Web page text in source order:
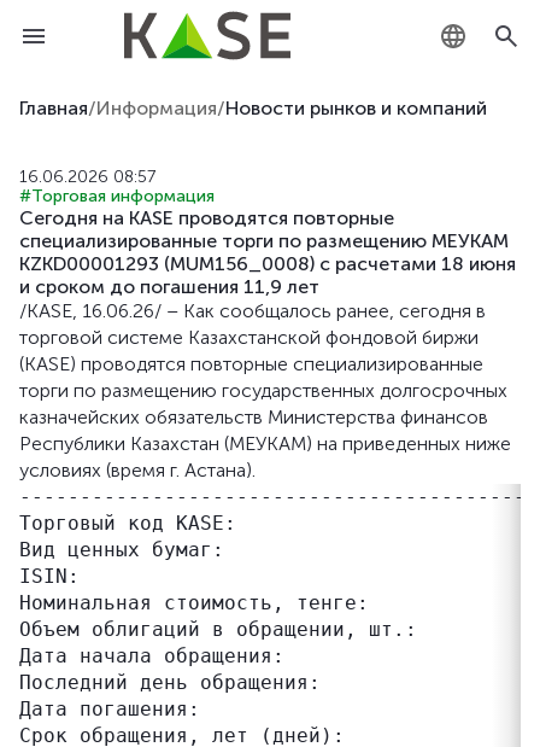
KZ
Главная/Информация/Новости рынков и компаний
16.06.2026 08:57
#Торговая информация
Сегодня на KASE проводятся повторные
специализированные торги по размещению МЕУКАМ
KZKD00001293 (MUM156_0008) с расчетами 18 июня
и сроком до погашения 11,9 лет
/KASE, 16.06.26/ – Как сообщалось ранее, сегодня в
торговой системе Казахстанской фондовой биржи
(KASE) проводятся повторные специализированные
торги по размещению государственных долгосрочных
казначейских обязательств Министерства финансов
Республики Казахстан (МЕУКАМ) на приведенных ниже
условиях (время г. Астана).
Торговый код KASE:
Вид ценных бумаг:
ISIN:
Номинальная стоимость, тенге:
Объем облигаций в обращении, шт.:
Дата начала обращения:
Последний день обращения:
Дата погашения:
Срок обращения, лет (дней):